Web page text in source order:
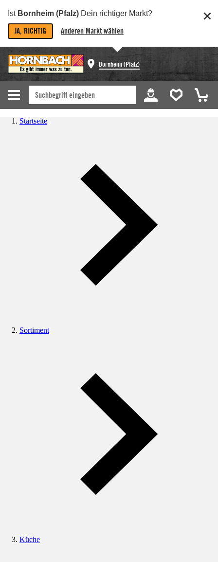
Ist Bornheim (Pfalz) Dein richtiger Markt?
JA, RICHTIG Anderen Markt wählen
Bornheim (Pfalz)
Startseite
Sortiment
Küche